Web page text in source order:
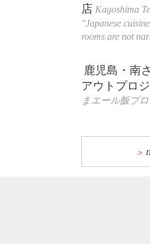
店 Kagoshima
"Japanese
rooms are not
鹿児島・南
アウトプロ
まエール飯プ